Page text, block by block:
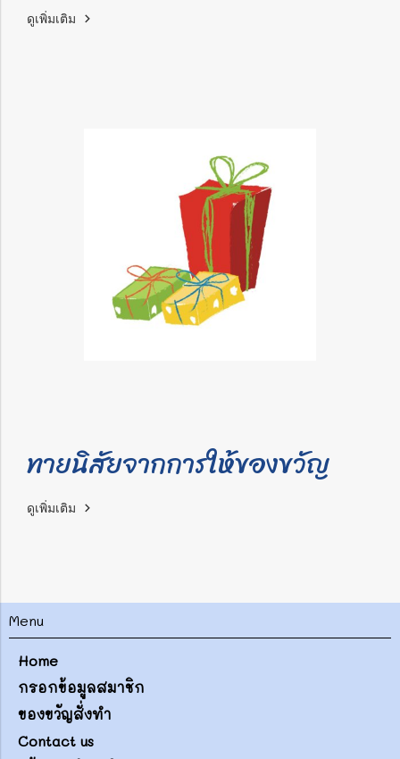
ดูเพิ่มเติม
ทายนิสัยจากการให้ของขวัญ
ดูเพิ่มเติม
Menu
Home
กรอกข้อมูลสมาชิก
ของขวัญสั่งทำ
Contact us